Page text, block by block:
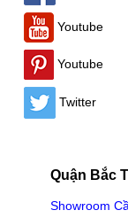
Youtube
Youtube
Twitter
Quận Bắc
Showroom